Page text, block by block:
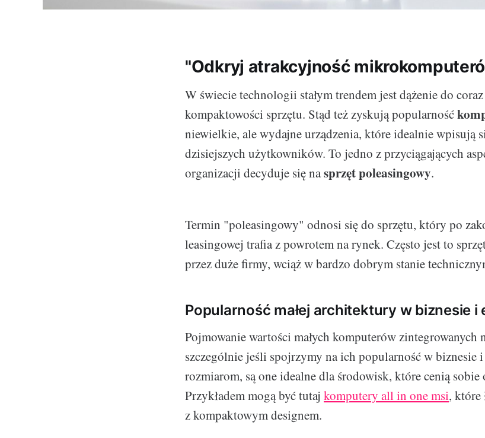
"Odkryj atrakcyjność
W świecie technologii stałym trendem jest dążenie do
kompaktowości sprzętu. Stąd też zyskują popularność
niewielkie, ale wydajne urządzenia, które idealnie wpisują
dzisiejszych użytkowników. To jedno z przyciągających
organizacji decyduje się nasprzęt poleasingowy.
Termin "poleasingowy" odnosi się do sprzętu, który po
leasingowej trafia z powrotem na rynek. Często jest to
przez duże firmy, wciąż w bardzo dobrym stanie
Popularność małej architektury w biznesie i
Pojmowanie wartości małych komputerów zintegrowanych
szczególnie jeśli spojrzymy na ich popularność w biznesie
rozmiarom, są one idealne dla środowisk, które cenią sobie
Przykładem mogą być tutaj komputery all in one msi, które
z kompaktowym designem.